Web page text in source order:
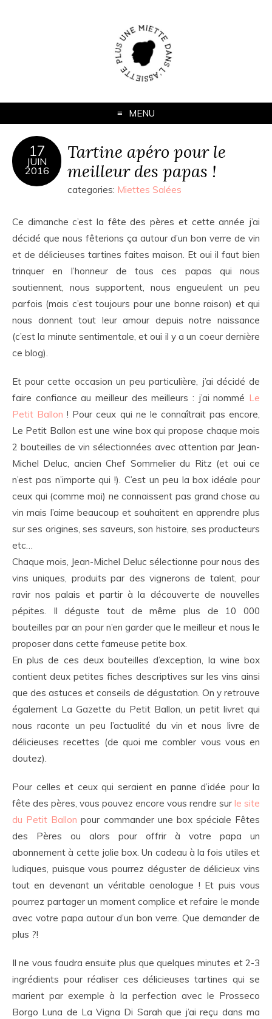
MENU
17
JUIN
2016
Tartine apéro pour le
meilleur des papas !
categories: Miettes Salées
Ce dimanche c’est la fête des pères et cette année j’ai
décidé que nous fêterions ça autour d’un bon verre de vin
et de délicieuses tartines faites maison. Et oui il faut bien
trinquer en l’honneur de tous ces papas qui nous
soutiennent, nous supportent, nous engueulent un peu
parfois (mais c’est toujours pour une bonne raison) et qui
nous donnent tout leur amour depuis notre naissance
(c’est la minute sentimentale, et oui il y a un coeur dernière
ce blog).
Et pour cette occasion un peu particulière, j’ai décidé de
faire confiance au meilleur des meilleurs : j’ai nommé Le
Petit Ballon ! Pour ceux qui ne le connaîtrait pas encore,
Le Petit Ballon est une wine box qui propose chaque mois
2 bouteilles de vin sélectionnées avec attention par Jean-
Michel Deluc, ancien Chef Sommelier du Ritz (et oui ce
n’est pas n’importe qui !). C’est un peu la box idéale pour
ceux qui (comme moi) ne connaissent pas grand chose au
vin mais l’aime beaucoup et souhaitent en apprendre plus
sur ses origines, ses saveurs, son histoire, ses producteurs
etc…
Chaque mois, Jean-Michel Deluc sélectionne pour nous des
vins uniques, produits par des vignerons de talent, pour
ravir nos palais et partir à la découverte de nouvelles
pépites. Il déguste tout de même plus de 10 000
bouteilles par an pour n’en garder que le meilleur et nous le
proposer dans cette fameuse petite box.
En plus de ces deux bouteilles d’exception, la wine box
contient deux petites fiches descriptives sur les vins ainsi
que des astuces et conseils de dégustation. On y retrouve
également La Gazette du Petit Ballon, un petit livret qui
nous raconte un peu l’actualité du vin et nous livre de
délicieuses recettes (de quoi me combler vous vous en
doutez).
Pour celles et ceux qui seraient en panne d’idée pour la
fête des pères, vous pouvez encore vous rendre sur le site
du Petit Ballon pour commander une box spéciale Fêtes
des Pères ou alors pour offrir à votre papa un
abonnement à cette jolie box. Un cadeau à la fois utiles et
ludiques, puisque vous pourrez déguster de délicieux vins
tout en devenant un véritable oenologue ! Et puis vous
pourrez partager un moment complice et refaire le monde
avec votre papa autour d’un bon verre. Que demander de
plus ?!
Il ne vous faudra ensuite plus que quelques minutes et 2-3
ingrédients pour réaliser ces délicieuses tartines qui se
marient par exemple à la perfection avec le Prosseco
Borgo Luna de La Vigna Di Sarah que j’ai reçu dans ma